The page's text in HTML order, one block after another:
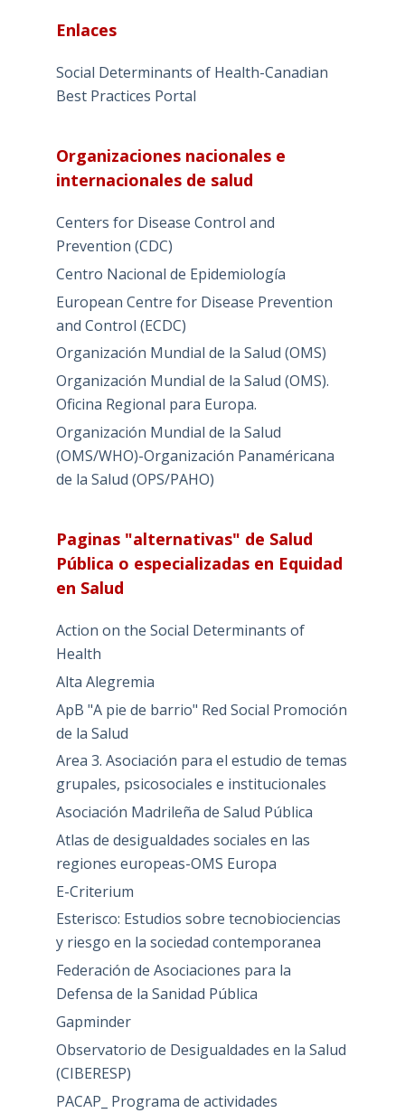
Enlaces
Social Determinants of Health-Canadian
Best Practices Portal
Organizaciones nacionales e
internacionales de salud
Centers for Disease Control and
Prevention (CDC)
Centro Nacional de Epidemiología
European Centre for Disease Prevention
and Control (ECDC)
Organización Mundial de la Salud (OMS)
Organización Mundial de la Salud (OMS).
Oficina Regional para Europa.
Organización Mundial de la Salud
(OMS/WHO)-Organización Panaméricana
de la Salud (OPS/PAHO)
Paginas "alternativas" de Salud
Pública o especializadas en Equidad
en Salud
Action on the Social Determinants of
Health
Alta Alegremia
ApB "A pie de barrio" Red Social Promoción
de la Salud
Area 3. Asociación para el estudio de temas
grupales, psicosociales e institucionales
Asociación Madrileña de Salud Pública
Atlas de desigualdades sociales en las
regiones europeas-OMS Europa
E-Criterium
Esterisco: Estudios sobre tecnobiociencias
y riesgo en la sociedad contemporanea
Federación de Asociaciones para la
Defensa de la Sanidad Pública
Gapminder
Observatorio de Desigualdades en la Salud
(CIBERESP)
PACAP_ Programa de actividades